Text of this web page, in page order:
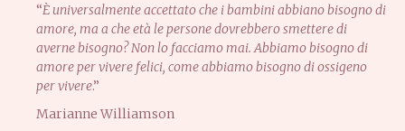
“È universalmente accettato che i bambini abbiano bisogno di
amore, ma a che età le persone dovrebbero smettere di
averne bisogno? Non lo facciamo mai. Abbiamo bisogno di
amore per vivere felici, come abbiamo bisogno di ossigeno
per vivere.”
Marianne Williamson